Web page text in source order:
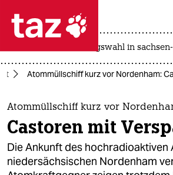
 taz zahl ich
taz zahl ich
themen
politik
öko
landtagswahl in
Atommüllschiff kurz vor Nordenham:
Atommüllschiff kurz vor
Castoren mit
Die Ankunft des hochradioaktiven
niedersächsischen Nordenham